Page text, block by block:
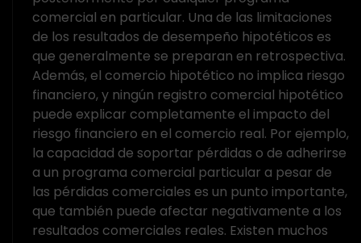
comercial en particular. Una de las limitaciones
de los resultados de desempeño hipotéticos es
que generalmente se preparan en retrospectiva.
Además, el comercio hipotético no implica riesgo
financiero, y ningún registro comercial hipotético
puede explicar completamente el impacto del
riesgo financiero en el comercio real. Por ejemplo,
la capacidad de soportar pérdidas o de adherirse
a un programa comercial particular a pesar de
las pérdidas comerciales es un punto importante,
que también puede afectar negativamente a los
resultados comerciales reales. Existen muchos